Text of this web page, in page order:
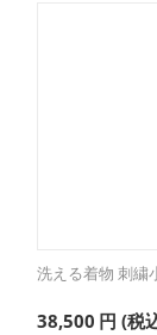
洗える着物 刺繍
38,500 円 (税